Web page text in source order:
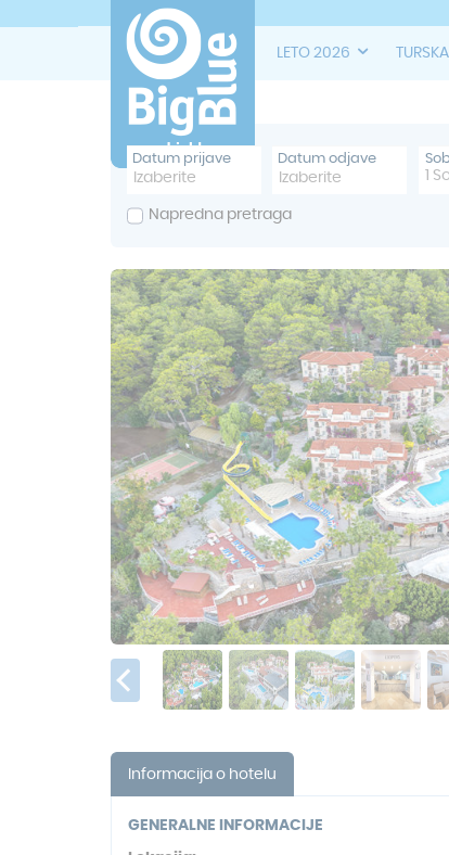
LETO 2026 TURSKA
Datum prijave Datum odjave
Napredna pretraga
Informacija o hotelu
GENERALNE INFORMACIJE